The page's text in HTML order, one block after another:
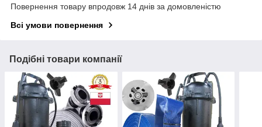
Повернення товару впродовж 14 днів за домовленістю
Всі умови повернення
Подібні товари компанії